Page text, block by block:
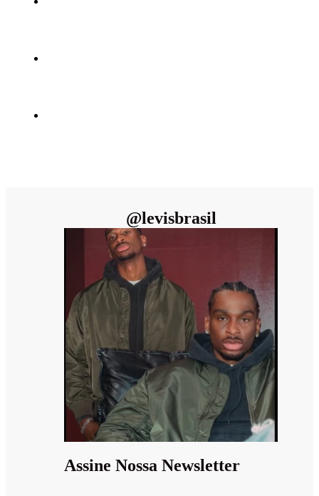
@levisbrasil
Assine Nossa Newsletter